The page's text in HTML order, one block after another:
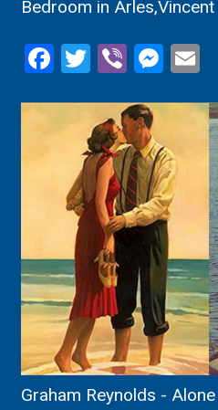
Bedroom in Arles,Vincent
Facebook
Twitter
Viber
Graham Reynolds -